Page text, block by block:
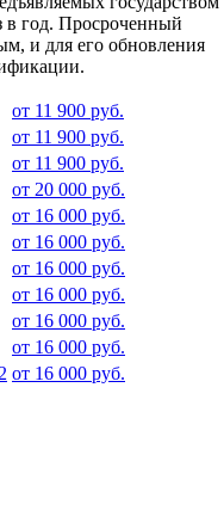
в год. Просроченный
и для его обновления
от 11 900 руб.
от 11 900 руб.
от 11 900 руб.
от 20 000 руб.
от 16 000 руб.
от 16 000 руб.
от 16 000 руб.
от 16 000 руб.
от 16 000 руб.
от 16 000 руб.
от 16 000 руб.